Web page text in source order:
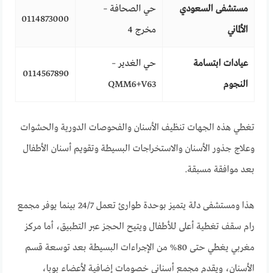
مستشفى السعودي
الألماني
حي الصحافة –
مخرج 4
0114873000
عيادات ابتسامة
النجوم
حي الغدير –
QMM6+V63
0114567890
تغطي هذه الجهات تنظيف الأسنان والفحوصات الدورية والحشوات
وعلاج جذور الأسنان والاستخراجات البسيطة وتقويم أسنان الأطفال
بعد موافقة مسبقة.
هذا ومستشفى دلة يتميز بوحدة طوارئ تعمل 24/7 بينما يوفر مجمع
رام سقف تغطية أعلى للأطفال ويتيح الحجز عبر التطبيق، أما مركز
مغربي يغطي حتى 80% من الإجراءات البسيطة بعد توسعة قسم
الأسنان، ويقدم مجمع أسناني خصومات إضافية لأعضاء بوبا،